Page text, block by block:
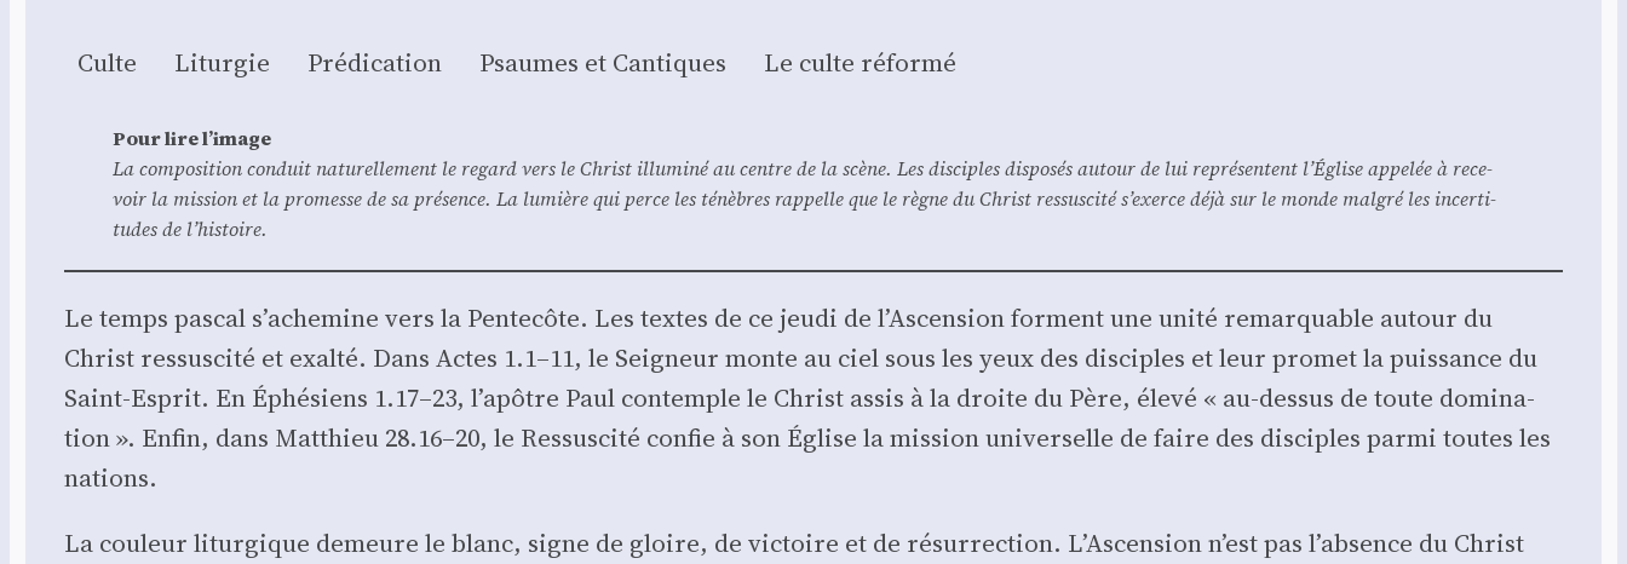
Culte Litur­gie Pré­di­ca­tion Psaumes et Can­tiques Le culte réfor­mé
Pour lire l’i­mage
La com­po­si­tion conduit natu­rel­le­ment le regard vers le Christ illu­mi­né au centre de la scène. Les dis­ciples dis­po­sés autour de lui repré­sentent l’Église appe­lée à rece­
voir la mis­sion et la pro­messe de sa pré­sence. La lumière qui perce les ténèbres rap­pelle que le règne du Christ res­sus­ci­té s’exerce déjà sur le monde mal­gré les incer­ti­
tudes de l’histoire.
Le temps pas­cal s’achemine vers la Pen­te­côte. Les textes de ce jeu­di de l’As­cen­sion forment une uni­té remar­quable autour du
Christ res­sus­ci­té et exal­té. Dans Actes 1.1–11, le Sei­gneur monte au ciel sous les yeux des dis­ciples et leur pro­met la puis­sance du
Saint-Esprit. En Éphé­siens 1.17–23, l’apôtre Paul contemple le Christ assis à la droite du Père, éle­vé « au-des­sus de toute domi­na­
tion ». Enfin, dans Mat­thieu 28.16–20, le Res­sus­ci­té confie à son Église la mis­sion uni­ver­selle de faire des dis­ciples par­mi toutes les
nations.
La cou­leur litur­gique demeure le blanc, signe de gloire, de vic­toire et de résur­rec­tion. L’Ascension n’est pas l’absence du Christ